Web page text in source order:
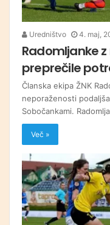
Uredništvo 4. maj,
Radomljanke
preprečile
Članska ekipa ŽNK
neporaženosti
Sobočankami.
Več »